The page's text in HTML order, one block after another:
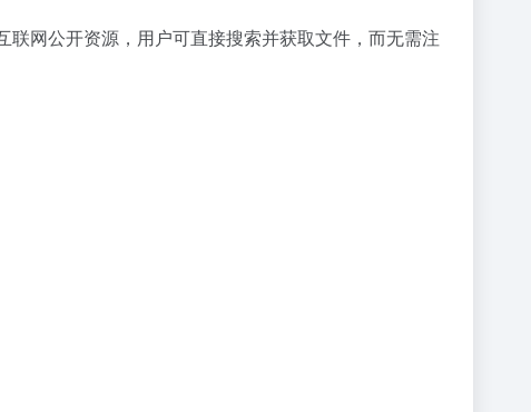
网公开资源，用户可直接搜索并获取文件，而无需注